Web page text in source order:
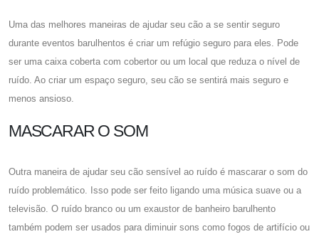
Uma das melhores maneiras de ajudar seu cão a se sentir seguro
durante eventos barulhentos é criar um refúgio seguro para eles. Pode
ser uma caixa coberta com cobertor ou um local que reduza o nível de
ruído. Ao criar um espaço seguro, seu cão se sentirá mais seguro e
menos ansioso.
MASCARAR O SOM
Outra maneira de ajudar seu cão sensível ao ruído é mascarar o som do
ruído problemático. Isso pode ser feito ligando uma música suave ou a
televisão. O ruído branco ou um exaustor de banheiro barulhento
também podem ser usados ​​para diminuir sons como fogos de artifício ou